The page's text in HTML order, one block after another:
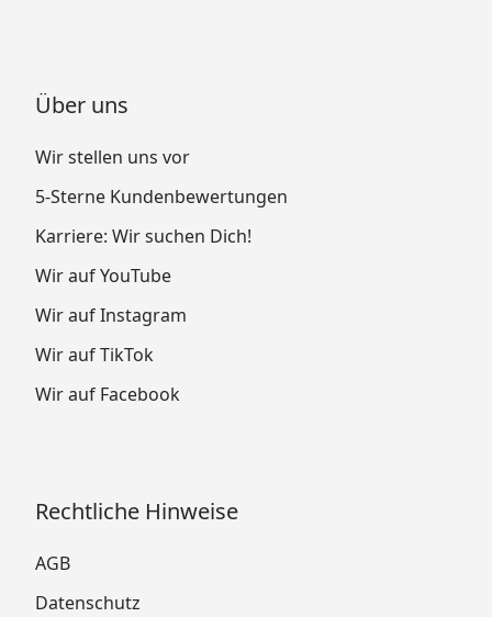
Über uns
Wir stellen uns vor
5-Sterne Kundenbewertungen
Karriere: Wir suchen Dich!
Wir auf YouTube
Wir auf Instagram
Wir auf TikTok
Wir auf Facebook
Rechtliche Hinweise
AGB
Datenschutz